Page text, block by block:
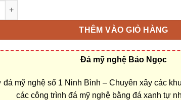
Xây Lăng Mộ Đá Cao Cấp Ở Thanh Hóa Rẻ Đẹp,
THÊM VÀO GIỎ HÀNG
Đá mỹ nghệ Bảo Ngọc
mỹ nghệ số 1 Ninh Bình – Chuyên xây các
các công trình đá mỹ nghệ bằng đá xanh tự